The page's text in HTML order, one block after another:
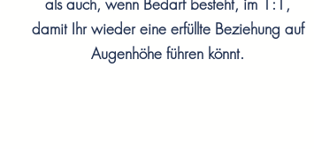
damit Ihr wieder eine erfüllte Beziehung auf
Augenhöhe führen könnt.